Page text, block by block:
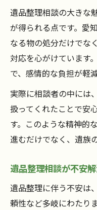
遺品整理相談の大きな
が得られる点です。愛
なる物の処分だけでな
対応を心がけています
で、感情的な負担が軽
実際に相談者の中には
扱ってくれたことで安
す。このような精神的
進むだけでなく、遺族
遺品整理相談が不安
遺品整理に伴う不安は
頼性など多岐にわたり